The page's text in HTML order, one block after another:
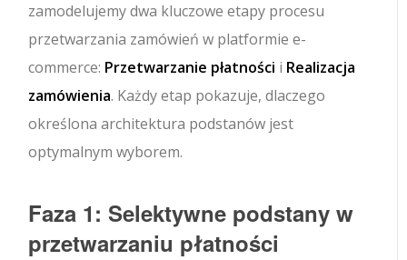
zamodelujemy dwa kluczowe etapy procesu
przetwarzania zamówień w platformie e-
commerce: Przetwarzanie płatności i Realizacja
zamówienia. Każdy etap pokazuje, dlaczego
określona architektura podstanów jest
optymalnym wyborem.
Faza 1: Selektywne podstany w
przetwarzaniu płatności